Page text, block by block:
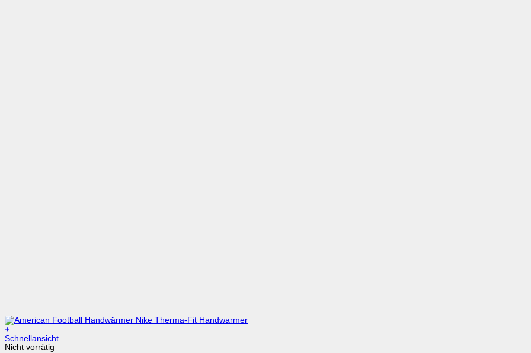
+
Schnellansicht
Nicht vorrätig